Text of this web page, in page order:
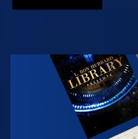
GUARDA